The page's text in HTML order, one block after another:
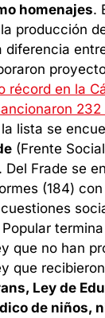
homenajes.
producción
diferencia
récord en la
232
lista se
(Frente
. Del Frade se
(184)
que no han
que
Ley de
de niños,